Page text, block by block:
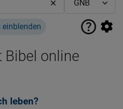
einblenden
Bibel online
leben?